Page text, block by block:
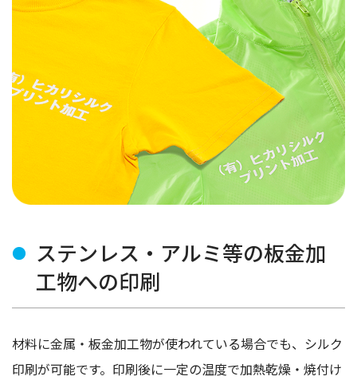
ステンレス・アルミ等の板金加
工物への印刷
材料に金属・板金加工物が使われている場合でも、シルク
印刷が可能です。印刷後に一定の温度で加熱乾燥・焼付け